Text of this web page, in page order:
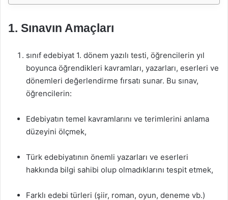
1. Sınavın Amaçları
sınıf edebiyat 1. dönem yazılı testi, öğrencilerin yıl
boyunca öğrendikleri kavramları, yazarları, eserleri ve
dönemleri değerlendirme fırsatı sunar. Bu sınav,
öğrencilerin:
Edebiyatın temel kavramlarını ve terimlerini anlama
düzeyini ölçmek,
Türk edebiyatının önemli yazarları ve eserleri
hakkında bilgi sahibi olup olmadıklarını tespit etmek,
Farklı edebi türleri (şiir, roman, oyun, deneme vb.)